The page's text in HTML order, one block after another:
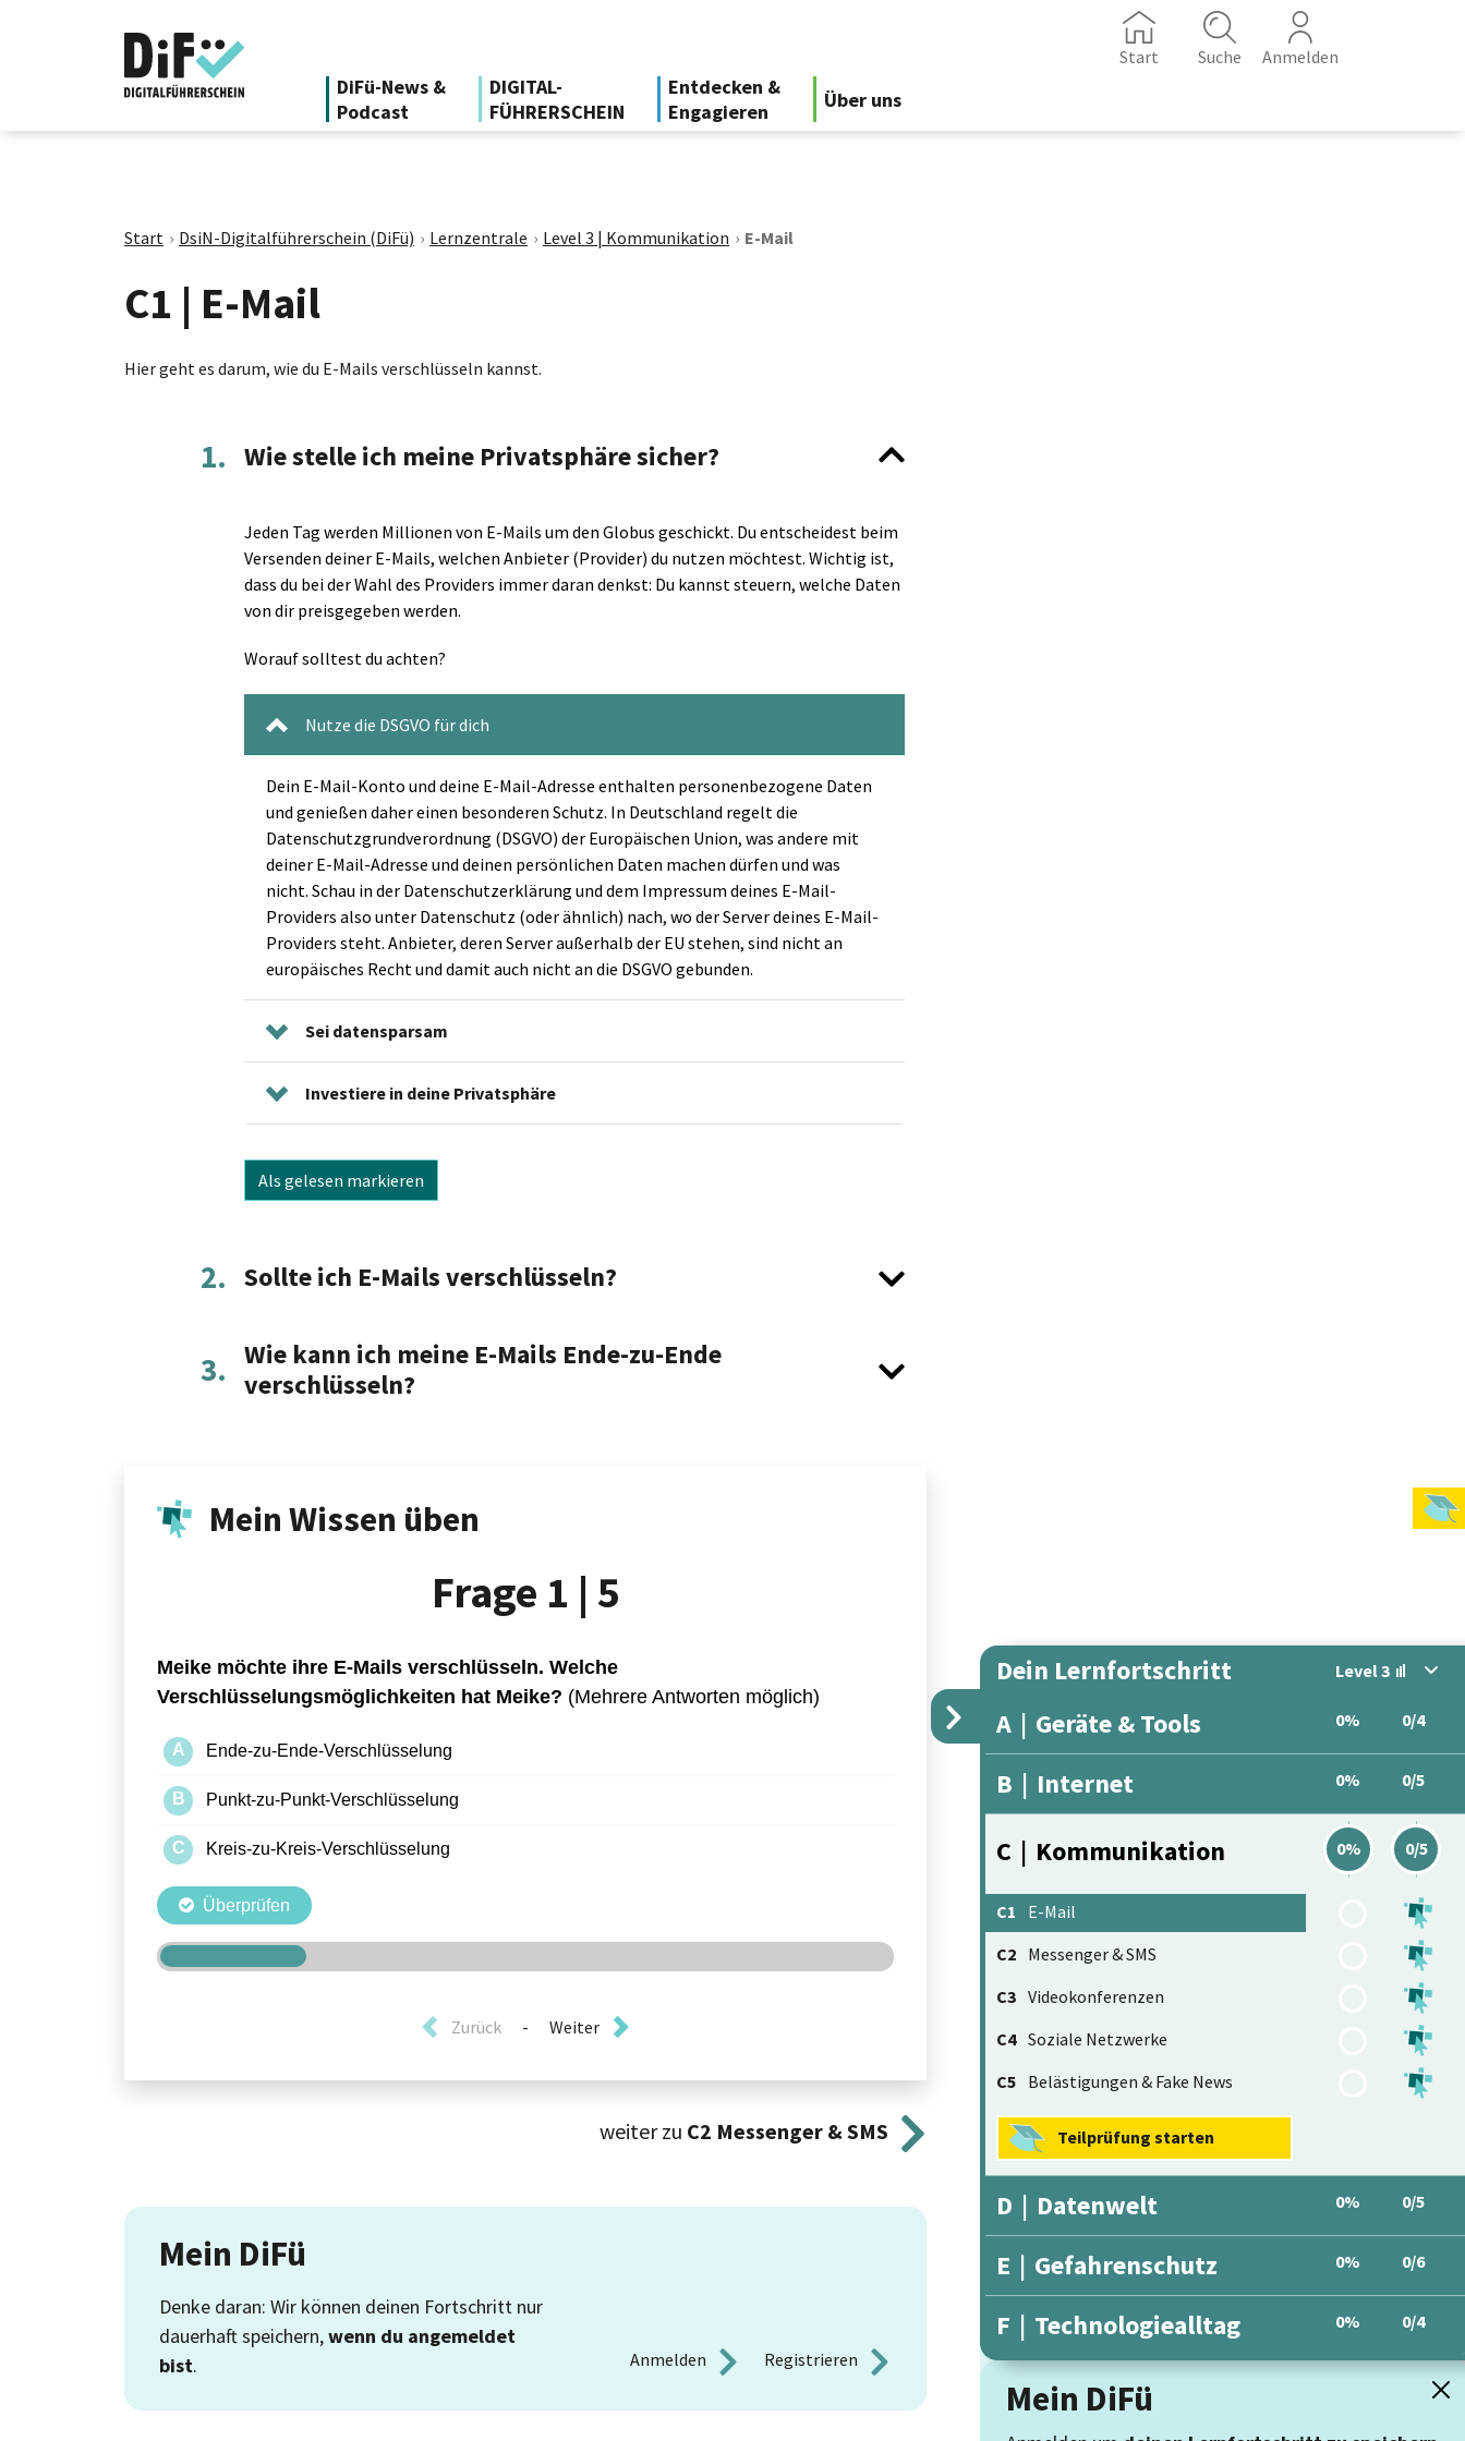
DiFü-News &
Podcast
DIGITAL-
FÜHRERSCHEIN
Entdecken &
Engagieren
Über uns
Start Suche Anmelden
Start DsiN-Digitalführerschein (DiFü) Lernzentrale Level 3 | Kommunikation E-Mail
C1 | E-Mail
Hier geht es darum, wie du E-Mails verschlüsseln kannst.
1. Wie stelle ich meine Privatsphäre sicher?
Jeden Tag werden Millionen von E-Mails um den Globus geschickt. Du entscheidest beim
Versenden deiner E-Mails, welchen Anbieter (Provider) du nutzen möchtest. Wichtig ist,
dass du bei der Wahl des Providers immer daran denkst: Du kannst steuern, welche Daten
von dir preisgegeben werden.
Worauf solltest du achten?
Nutze die DSGVO für dich
Dein E-Mail-Konto und deine E-Mail-Adresse enthalten personenbezogene Daten
und genießen daher einen besonderen Schutz. In Deutschland regelt die
Datenschutzgrundverordnung (DSGVO) der Europäischen Union, was andere mit
deiner E-Mail-Adresse und deinen persönlichen Daten machen dürfen und was
nicht. Schau in der Datenschutzerklärung und dem Impressum deines E-Mail-
Providers also unter Datenschutz (oder ähnlich) nach, wo der Server deines E-Mail-
Providers steht. Anbieter, deren Server außerhalb der EU stehen, sind nicht an
europäisches Recht und damit auch nicht an die DSGVO gebunden.
Sei datensparsam
Investiere in deine Privatsphäre
Als gelesen markieren
2. Sollte ich E-Mails verschlüsseln?
3. Wie kann ich meine E-Mails Ende-zu-Ende
verschlüsseln?
Mein Wissen üben
Frage 1 | 5
Zurück - Weiter
weiter zu C2 Messenger & SMS
Mein DiFü
Denke daran: Wir können deinen Fortschritt nur
dauerhaft speichern,wenn du angemeldet
bist. Anmelden Registrieren
Dein Lernfortschritt Level 3
A | Geräte & Tools 0% 0/4
B | Internet 0% 0/5
C | Kommunikation 0% 0/5
C1
E-Mail
C2 Messenger & SMS
C3 Videokonferenzen
C4 Soziale Netzwerke
C5 Belästigungen & Fake News
Teilprüfung starten
D | Datenwelt 0% 0/5
E | Gefahrenschutz 0% 0/6
F | Technologiealltag 0% 0/4
Mein DiFü